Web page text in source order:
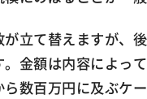
立て替えますが、
金額は内容によっ
数百万円に及ぶケ